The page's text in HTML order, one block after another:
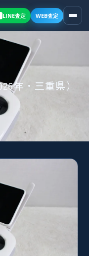
LINE査定 WEB査定
年・三重県）